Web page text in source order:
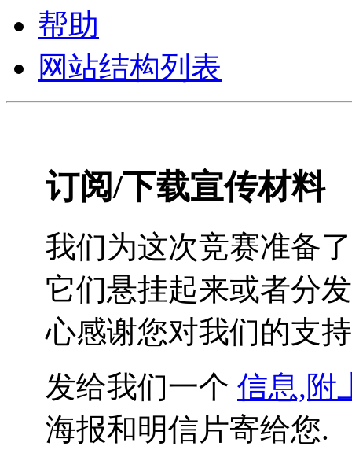
帮助
网站结构列表
订阅/下载宣传材料
我们为这次竞赛准备
它们悬挂起来或者分
心感谢您对我们的支
发给我们一个 信息,附
海报和明信片寄给您.